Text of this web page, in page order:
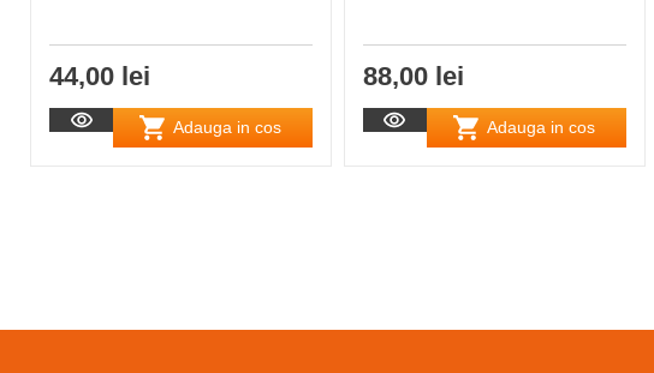
44,00 lei
Adauga in cos
88,00 lei
Adauga in cos